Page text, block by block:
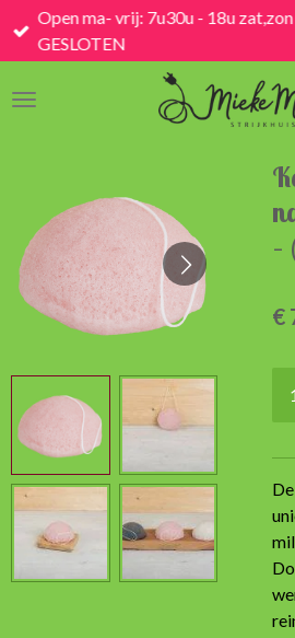
Ga
direct
de
Open ma- vrij: 7u30u - 18u
GESLOTEN
–
€